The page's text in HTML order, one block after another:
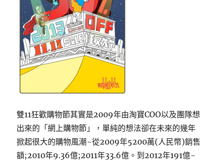
雙11狂歡購物節其實是2009年由淘寶COO以及團隊想
出來的「網上購物節」，單純的想法卻在未來的幾年
掀起很大的購物風潮~從2009年5200萬(人民幣)銷售
額;2010年9.36億;2011年33.6億。到2012年191億~